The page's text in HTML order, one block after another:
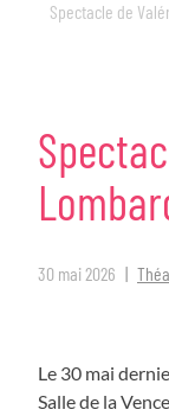
Spectacle de
30 mai 2026
Le 30 mai
Salle de la